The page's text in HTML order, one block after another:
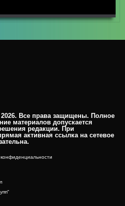
Все права защищены. Полное
материалов допускается
редакции. При
активная ссылка на сетевое